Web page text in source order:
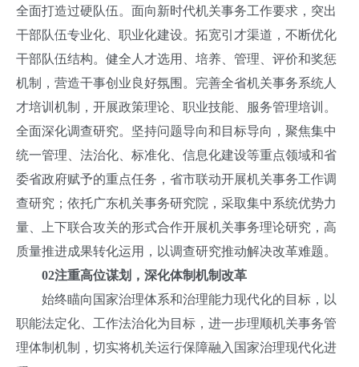
全面打造过硬队伍。面向新时代机关事务工作要求，突出
干部队伍专业化、职业化建设。拓宽引才渠道，不断优化
干部队伍结构。健全人才选用、培养、管理、评价和奖惩
机制，营造干事创业良好氛围。完善全省机关事务系统人
才培训机制，开展政策理论、职业技能、服务管理培训。
全面深化调查研究。坚持问题导向和目标导向，聚焦集中
统一管理、法治化、标准化、信息化建设等重点领域和省
委省政府赋予的重点任务，省市联动开展机关事务工作调
查研究；依托广东机关事务研究院，采取集中系统优势力
量、上下联合攻关的形式合作开展机关事务理论研究，高
质量推进成果转化运用，以调查研究推动解决改革难题。
02注重高位谋划，深化体制机制改革
始终瞄向国家治理体系和治理能力现代化的目标，以
职能法定化、工作法治化为目标，进一步理顺机关事务管
理体制机制，切实将机关运行保障融入国家治理现代化进